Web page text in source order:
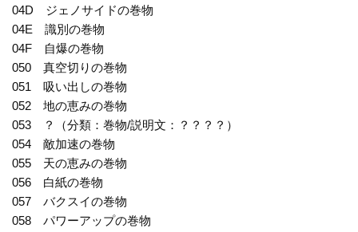
04D ジェノサイドの巻物
04E 識別の巻物
04F 自爆の巻物
050 真空切りの巻物
051 吸い出しの巻物
052 地の恵みの巻物
053 ？（分類：巻物/説明文：？？？？）
054 敵加速の巻物
055 天の恵みの巻物
056 白紙の巻物
057 バクスイの巻物
058 パワーアップの巻物